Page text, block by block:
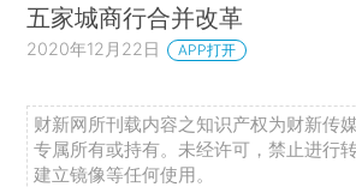
五家城商行合并改革
2020年12月22日 APP打开
财新网所刊载内容之知识产权为财新传
专属所有或持有。未经许可，禁止进行
建立镜像等任何使用。